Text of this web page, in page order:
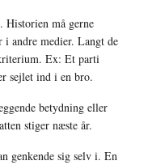
Historien må gerne
andre medier. Langt de
Ex: Et parti
sejlet ind i en bro.
betydning eller
stiger næste år.
genkende sig selv i. En